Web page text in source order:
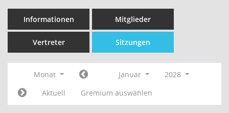
Informationen Mitglieder
Vertreter Sitzungen
Monat Januar
2028
Aktuell
Gremium auswählen